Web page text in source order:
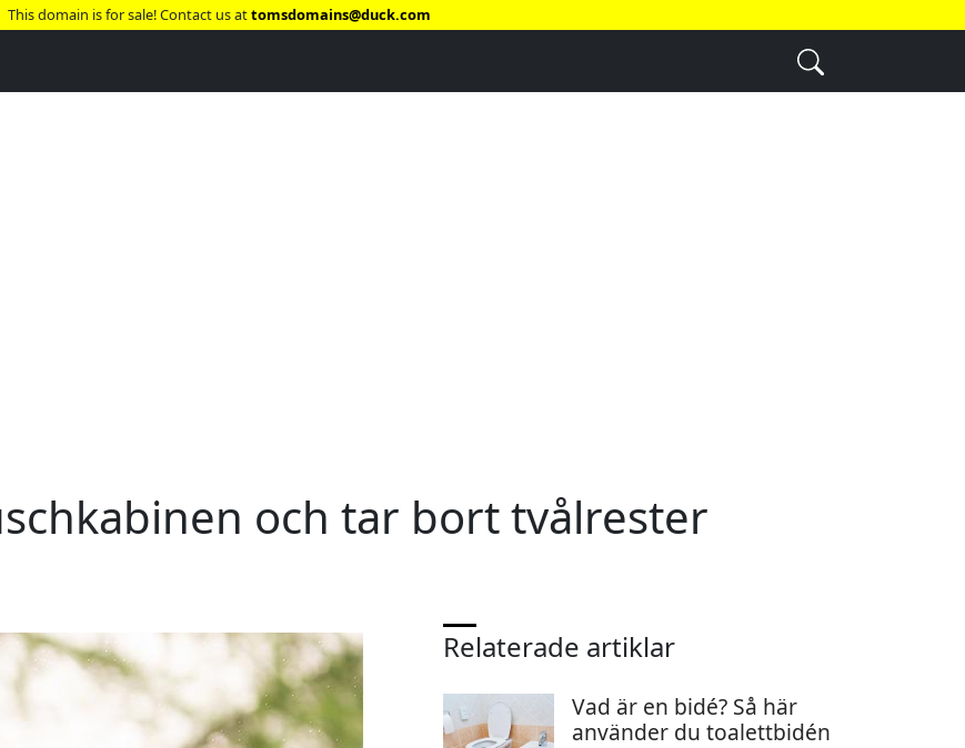
This domain is for sale! Contact us attomsdomains@duck.com
och tar bort tvålrester
Relaterade artiklar
Vad är en bidé? Så här
använder du toalettbidén